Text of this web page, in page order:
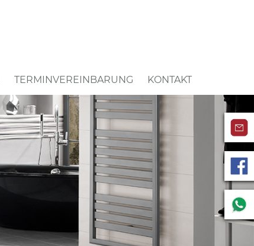
TERMINVEREINBARUNG KONTAKT